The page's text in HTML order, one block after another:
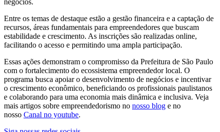
Entre os temas de destaque estão a gestão financeira e a captação de
recursos, áreas fundamentais para empreendedores que buscam
estabilidade e crescimento. As inscrições são realizadas online,
facilitando o acesso e permitindo uma ampla participação.
Essas ações demonstram o compromisso da Prefeitura de São Paulo
com o fortalecimento do ecossistema empreendedor local. O
programa busca apoiar o desenvolvimento de negócios e incentivar
o crescimento econômico, beneficiando os profissionais paulistanos
e colaborando para uma economia mais dinâmica e inclusiva. Veja
mais artigos sobre empreendedorismo no nosso blog e no
nosso Canal no youtube.